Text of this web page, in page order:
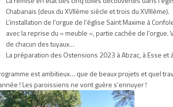
Chabanais (deux du XVIIème siècle et trois du XVIIIème).
L’installation de l’orgue de l’église Saint Maxime à
avec la reprise du « meuble », partie cachée de
de chacun des tuyaux…
La préparation des Ostensions 2023 à Abzac, à Esse et
est ambitieux… que de beaux projets et quel
! Les paroissiens ne vont guère s’ennuyer !